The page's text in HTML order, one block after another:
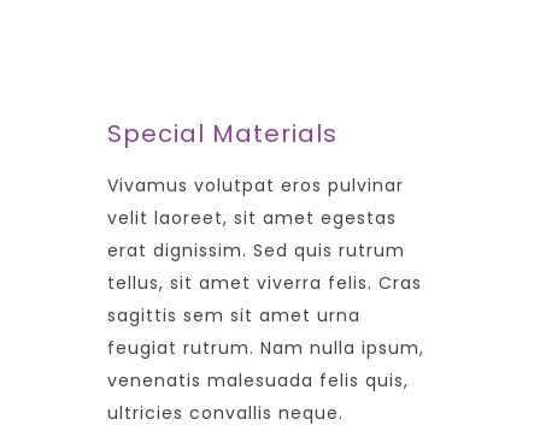
Special Materials
Vivamus volutpat eros pulvinar
velit laoreet, sit amet egestas
erat dignissim. Sed quis rutrum
tellus, sit amet viverra felis. Cras
sagittis sem sit amet urna
feugiat rutrum. Nam nulla ipsum,
venenatis malesuada felis quis,
ultricies convallis neque.